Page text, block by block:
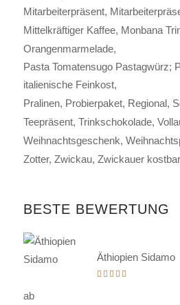
Mitarbeiterpräsent
Mittelkräftiger Kaffee Monbana
Orangenmarmelade
Pasta Tomatensugo Pastagwürz;
italienische Feinkost
Pralinen Probierpaket Regional
Teepräsent Trinkschokolade
Weihnachtsgeschenk
Zotter Zwickau Zwickauer
BESTE BEWERTUNG
Äthiopien Sidamo
ab